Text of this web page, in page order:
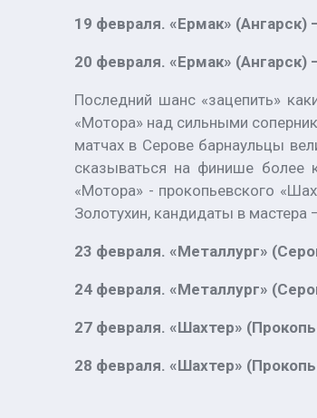
19 февраля. «Ермак» (Ангарск)
20 февраля. «Ермак» (Ангарск)
Последний шанс «зацепить»
«Мотора» над сильными
матчах в Серове барнаульцы
сказываться на финише более
«Мотора» - прокопьевского
Золотухин, кандидаты в мастера
23 февраля. «Металлург»
24 февраля. «Металлург»
27 февраля. «Шахтер»
28 февраля. «Шахтер»